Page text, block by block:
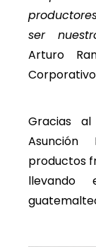
ser
Arturo
Gracias
Asunción
productos